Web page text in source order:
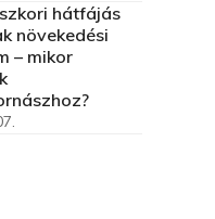
hátfájás
növekedési
– mikor